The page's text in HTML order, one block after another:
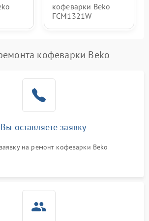
кофеварки Beko
FCM1321W
кофеварки Beko
оставляете заявку
на ремонт кофеварки Beko